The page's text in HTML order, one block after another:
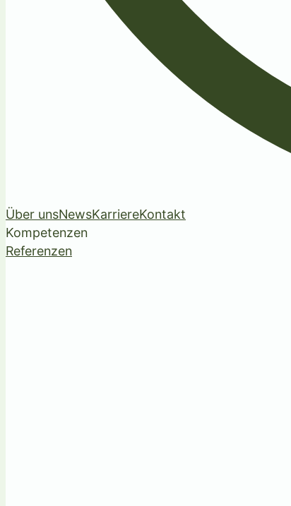
Über unsNewsKarriereKontakt
Kompetenzen
Referenzen